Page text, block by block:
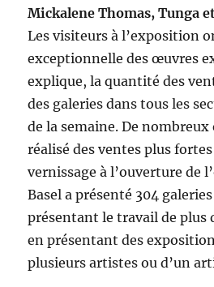
Mickalene Thomas, Tunga
Les visiteurs à l’exposition
exceptionnelle des œuvres
explique, la quantité des
des galeries dans tous les
de la semaine. De
réalisé des ventes plus
vernissage à l’ouverture de
Basel a présenté 304
présentant le travail de plus
en présentant des
plusieurs artistes ou d’un